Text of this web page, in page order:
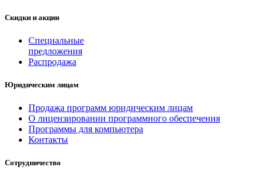
Скидки и акции
Специальные
предложения
Распродажа
Юридическим лицам
Продажа программ юридическим лицам
О лицензировании программного обеспечения
Программы для компьютера
Контакты
Сотрудничество